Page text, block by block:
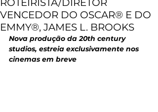
ROTEIRISTA/DIRETOR
VENCEDOR DO OSCAR® E DO
EMMY®, JAMES L. BROOKS
Nova produção da 20th century
studios, estreia exclusivamente nos
cinemas em breve